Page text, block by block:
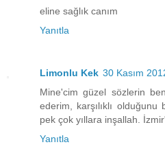
eline sağlık canım
Yanıtla
Limonlu Kek 30 Kasım
Mine'cim güzel sözlerin
ederim, karşılıklı
pek çok yıllara inşallah.
Yanıtla